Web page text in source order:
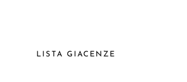
LISTA GIACENZE